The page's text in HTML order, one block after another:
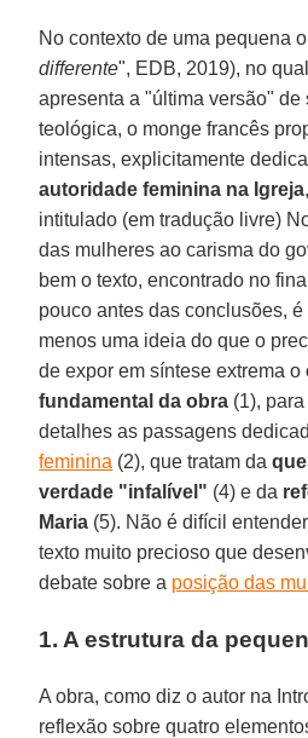
No contexto de uma pequena
differente", EDB, 2019), no
apresenta a "última versão"
teológica, o monge francês
intensas, explicitamente
autoridade feminina na Igreja
intitulado (em tradução livre)
das mulheres ao carisma do
bem o texto, encontrado no
pouco antes das conclusões,
menos uma ideia do que o
de expor em síntese extrema o
fundamental da obra (1),
detalhes as passagens
feminina (2), que tratam da
verdade "infalível" (4) e da
Maria (5). Não é difícil
texto muito precioso que
debate sobre a posição das
1. A estrutura da
A obra, como diz o autor na
reflexão sobre quatro